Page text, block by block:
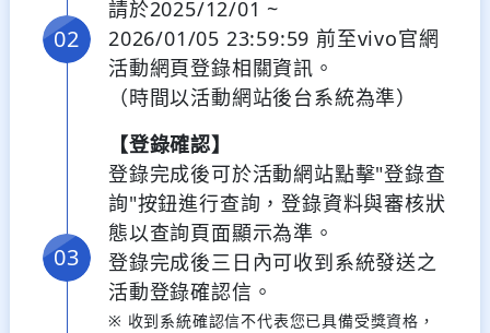
請於2025/12/01 ~
2026/01/05 23:59:59 前至vivo官網
活動網頁登錄相關資訊。
（時間以活動網站後台系統為準）
【登錄確認】
登錄完成後可於活動網站點擊"登錄查
詢"按鈕進行查詢，登錄資料與審核狀
態以查詢頁面顯示為準。
登錄完成後三日內可收到系統發送之
活動登錄確認信。
※ 收到系統確認信不代表您已具備受獎資格，